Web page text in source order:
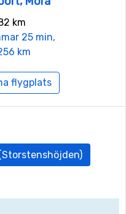
km
25 min,
km
flygplats